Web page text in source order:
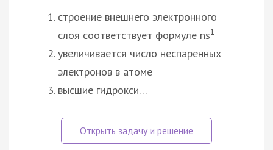
строение внешнего электронного
слоя соответствует формуле ns1
увеличивается число неспаренных
электронов в атоме
высшие гидрокси…